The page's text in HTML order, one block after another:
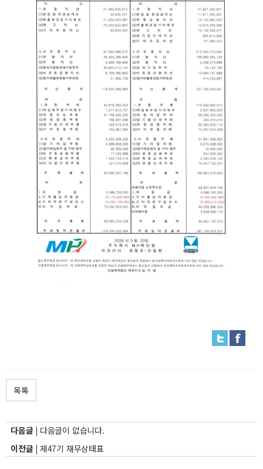
목록
다음글 | 다음글이 없습니다.
이전글 | 제47기 재무상태표